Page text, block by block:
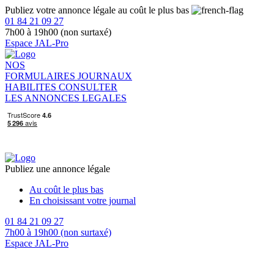
Publiez votre annonce légale au coût le plus bas
01 84 21 09 27
7h00 à 19h00 (non surtaxé)
Espace JAL-Pro
NOS
FORMULAIRES JOURNAUX
HABILITES CONSULTER
LES ANNONCES LEGALES
Publiez une annonce légale
Au coût le plus bas
En choisissant votre journal
01 84 21 09 27
7h00 à 19h00 (non surtaxé)
Espace JAL-Pro